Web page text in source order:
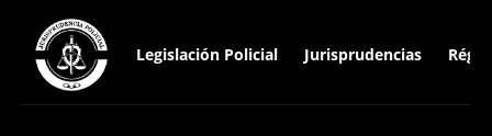
Legislación Policial Jurisprudencias